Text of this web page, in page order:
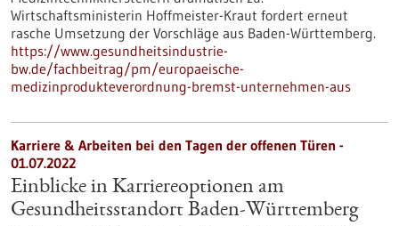
Wirtschaftsministerin Hoffmeister-Kraut fordert erneut
rasche Umsetzung der Vorschläge aus Baden-Württemberg.
https://www.gesundheitsindustrie-
bw.de/fachbeitrag/pm/europaeische-
medizinprodukteverordnung-bremst-unternehmen-aus
Karriere & Arbeiten bei den Tagen der offenen Türen -
01.07.2022
Einblicke in Karriereoptionen am
Gesundheitsstandort Baden-Württemberg